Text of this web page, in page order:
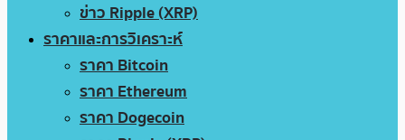
ข่าว Ripple (XRP)
ราคาและการวิเคราะห์
ราคา Bitcoin
ราคา Ethereum
ราคา Dogecoin